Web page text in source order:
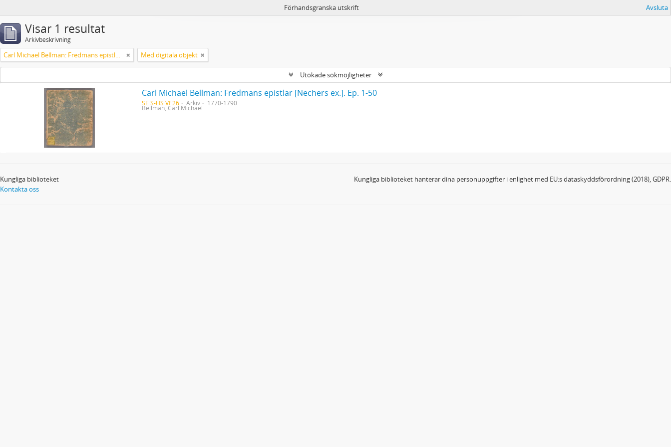
Förhandsgranska utskrift Avsluta
Visar 1 resultat
Arkivbeskrivning
Carl Michael Bellman: Fredmans epistlar [Nechers ex.]. Ep. 1-50 Med digitala objekt
Utökade sökmöjligheter
Carl Michael Bellman: Fredmans epistlar [Nechers ex.]. Ep. 1-50
SE S-HS Vf 26 Arkiv 1770-1790
Bellman, Carl Michael
Kungliga biblioteket
Kontakta oss
Kungliga biblioteket hanterar dina personuppgifter i enlighet med EU:s dataskyddsförordning (2018), GDPR.